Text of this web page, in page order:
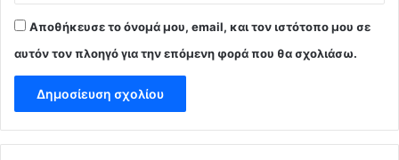
Αποθήκευσε το όνομά μου, email, και τον ιστότοπο μου σε
αυτόν τον πλοηγό για την επόμενη φορά που θα σχολιάσω.